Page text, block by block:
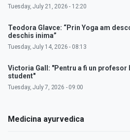
Tuesday, July 21, 2026 - 12:20
Teodora Glavce: “Prin Yoga am
deschis inima”
Tuesday, July 14, 2026 - 08:13
Victoria Gall: "Pentru a fi un profesor
student"
Tuesday, July 7, 2026 - 09:00
Medicina ayurvedica